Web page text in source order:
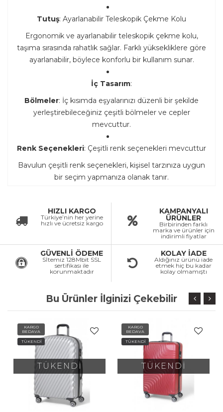
Tutuş: Ayarlanabilir Teleskopik Çekme Kolu
Ergonomik ve ayarlanabilir teleskopik çekme kolu,
taşıma sırasında rahatlık sağlar. Farklı yüksekliklere göre
ayarlanabilir, böylece konforlu bir kullanım sunar.
İç Tasarım:
Bölmeler: İç kısımda eşyalarınızı düzenli bir şekilde
yerleştirebileceğiniz çeşitli bölmeler ve cepler
mevcuttur.
Renk Seçenekleri: Çeşitli renk seçenekleri mevcuttur
Bavulun çeşitli renk seçenekleri, kişisel tarzınıza uygun
bir seçim yapmanıza olanak tanır.
HIZLI KARGO
Türkiye’nin her yerine
hızlı ve ücretsiz kargo
KAMPANYALI
ÜRÜNLER
Birbirinden farklı
marka ve ürünler için
indirimli fiyatlar
GÜVENLİ ÖDEME
Sİtemiz 128Mbit SSL
sertifikası ile
korunmaktadır
KOLAY İADE
Aldığınız ürünü iade
etmek hiç bu kadar
kolay olmamıştı
Bu Ürünler İlginizi Çekebilir
KARGO
BEDAVA
TÜKENDİ
TÜKENDİ
KARGO
BEDAVA
TÜKENDİ
TÜKENDİ